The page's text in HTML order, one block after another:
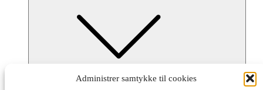
Administrer samtykke til cookies